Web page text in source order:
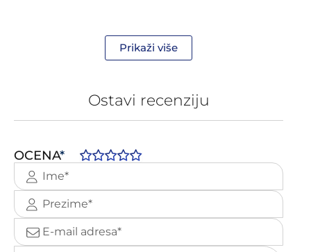
Prikaži više
Ostavi recenziju
OCENA*